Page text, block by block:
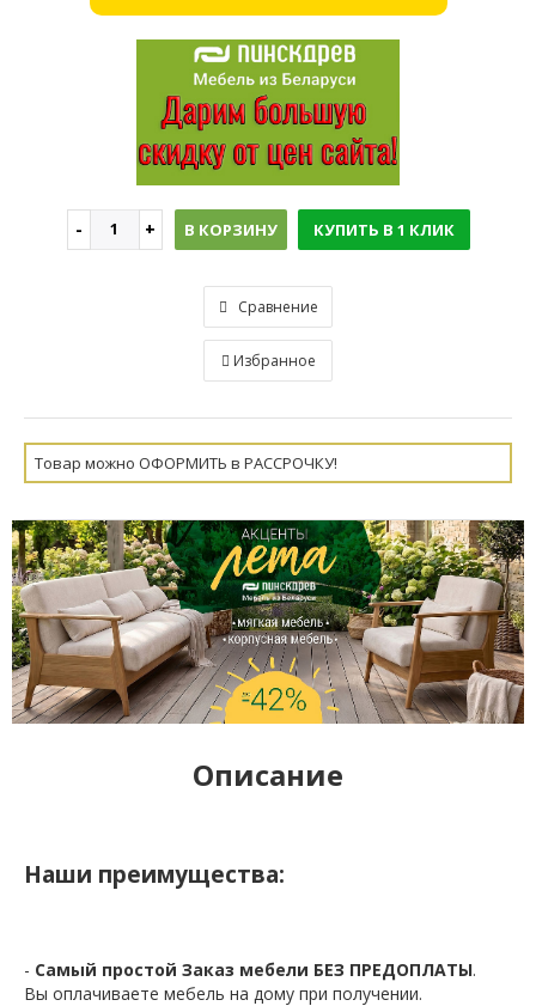
В КОРЗИНУ КУПИТЬ В 1 КЛИК
Сравнение
Избранное
Товар можно ОФОРМИТЬ в РАССРОЧКУ!
Описание
Наши преимущества:
- Самый простой Заказ мебели БЕЗ ПРЕДОПЛАТЫ.
Вы оплачиваете мебель на дому при получении.